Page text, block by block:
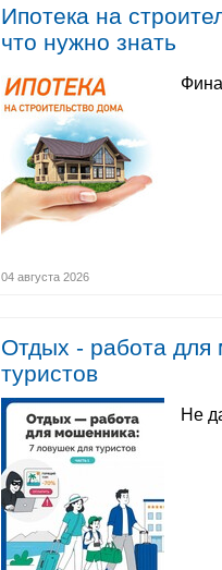
Ипотека на
что нужно знать
04 августа 2026
Отдых - работа для
туристов
Не